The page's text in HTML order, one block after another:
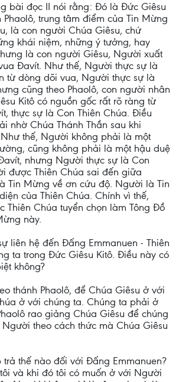
bài đọc II nói rằng: Đó là Đức Giêsu
Phaolô, trung tâm điểm của Tin Mừng
là con người Chúa Giêsu, chứ
khái niệm, những ý tưởng, hay
là con người Giêsu, Người xuất
Đavít. Như thế, Người thực sự là
từ dòng dõi vua, Người thực sự là
cũng theo Phaolô, con người nhân
Kitô có nguồn gốc rất rõ ràng từ
thực sự là Con Thiên Chúa. Điều
nhờ Chúa Thánh Thần sau khi
thế, Người không phải là một
cũng không phải là một hậu duệ
nhưng Người thực sự là Con
được Thiên Chúa sai đến giữa
Tin Mừng về ơn cứu độ. Người là Tin
của Thiên Chúa. Chính vì thế,
Thiên Chúa tuyển chọn làm Tông Đồ
này.
liên hệ đến Đấng Emmanuen - Thiên
ta trong Đức Giêsu Kitô. Điều này có
không?
thánh Phaolô, để Chúa Giêsu ở với
ở với chúng ta. Chúng ta phải ở
rao giảng Chúa Giêsu để chúng
theo cách thức mà Chúa Giêsu
thế nào đối với Đấng Emmanuen?
và khi đó tôi có muốn ở với Người